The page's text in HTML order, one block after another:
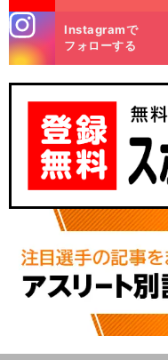
m
Instagramで
フォローする